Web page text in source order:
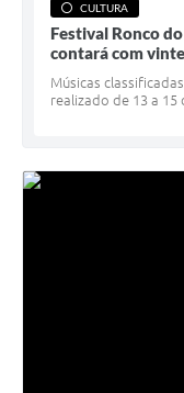
CULTURA
Festival Ronco
contará com
Músicas
realizado de 13 a 15